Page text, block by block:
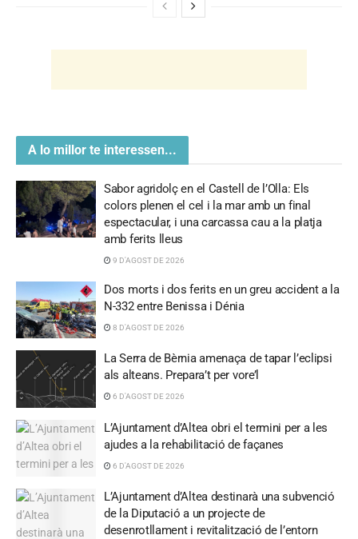
A lo millor te interessen...
Sabor agridolç en el Castell de l’Olla: Els
colors plenen el cel i la mar amb un final
espectacular, i una carcassa cau a la platja
amb ferits lleus
9 D'AGOST DE 2026
Dos morts i dos ferits en un greu accident a la
N-332 entre Benissa i Dénia
8 D'AGOST DE 2026
La Serra de Bèrnia amenaça de tapar l’eclipsi
als alteans. Prepara’t per vore’l
6 D'AGOST DE 2026
L’Ajuntament d’Altea obri el termini per a les
ajudes a la rehabilitació de façanes
6 D'AGOST DE 2026
L’Ajuntament d’Altea destinarà una subvenció
de la Diputació a un projecte de
desenrotllament i revitalització de l’entorn